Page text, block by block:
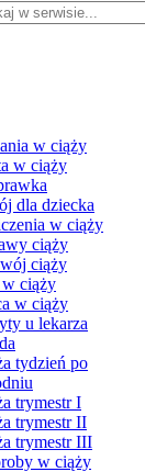
w ciąży
w ciąży
dla dziecka
w ciąży
ciąży
ciąży
w ciąży
w ciąży
u lekarza
tydzień po
trymestr I
trymestr II
trymestr III
w ciąży